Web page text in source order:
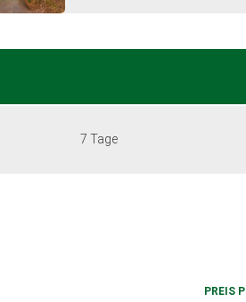
7 Tage
PREIS